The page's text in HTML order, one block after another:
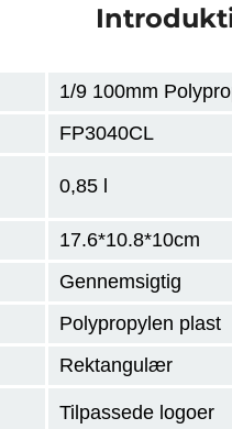
1/9 100mm
FP3040CL
0,85 l
17.6*10.8*10cm
Gennemsigtig
Polypropylen plast
Rektangulær
Tilpassede logoer